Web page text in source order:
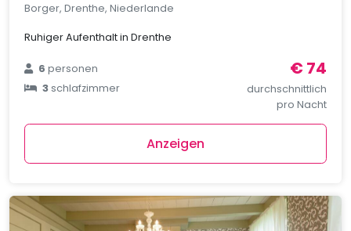
Borger, Drenthe, Niederlande
Ruhiger Aufenthalt in Drenthe
6personen
3schlafzimmer
€ 74
durchschnittlich
pro Nacht
Anzeigen